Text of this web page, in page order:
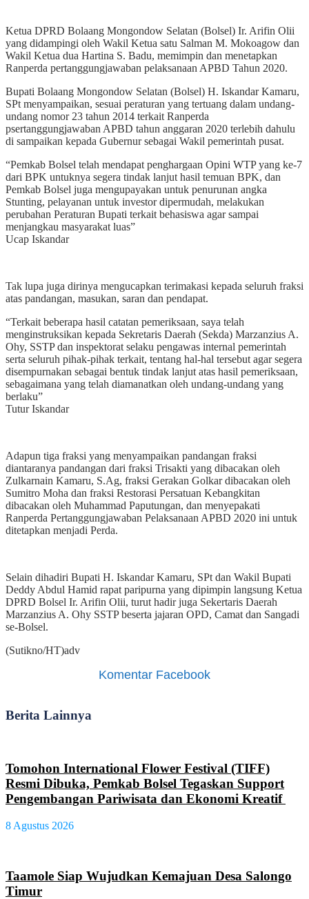
Ketua DPRD Bolaang Mongondow Selatan (Bolsel) Ir. Arifin Olii
yang didampingi oleh Wakil Ketua satu Salman M. Mokoagow dan
Wakil Ketua dua Hartina S. Badu, memimpin dan menetapkan
Ranperda pertanggungjawaban pelaksanaan APBD Tahun 2020.
Bupati Bolaang Mongondow Selatan (Bolsel) H. Iskandar Kamaru,
SPt menyampaikan, sesuai peraturan yang tertuang dalam undang-
undang nomor 23 tahun 2014 terkait Ranperda
psertanggungjawaban APBD tahun anggaran 2020 terlebih dahulu
di sampaikan kepada Gubernur sebagai Wakil pemerintah pusat.
“Pemkab Bolsel telah mendapat penghargaan Opini WTP yang ke-7
dari BPK untuknya segera tindak lanjut hasil temuan BPK, dan
Pemkab Bolsel juga mengupayakan untuk penurunan angka
Stunting, pelayanan untuk investor dipermudah, melakukan
perubahan Peraturan Bupati terkait behasiswa agar sampai
menjangkau masyarakat luas”
Ucap Iskandar
Tak lupa juga dirinya mengucapkan terimakasi kepada seluruh fraksi
atas pandangan, masukan, saran dan pendapat.
“Terkait beberapa hasil catatan pemeriksaan, saya telah
menginstruksikan kepada Sekretaris Daerah (Sekda) Marzanzius A.
Ohy, SSTP dan inspektorat selaku pengawas internal pemerintah
serta seluruh pihak-pihak terkait, tentang hal-hal tersebut agar segera
disempurnakan sebagai bentuk tindak lanjut atas hasil pemeriksaan,
sebagaimana yang telah diamanatkan oleh undang-undang yang
berlaku”
Tutur Iskandar
Adapun tiga fraksi yang menyampaikan pandangan fraksi
diantaranya pandangan dari fraksi Trisakti yang dibacakan oleh
Zulkarnain Kamaru, S.Ag, fraksi Gerakan Golkar dibacakan oleh
Sumitro Moha dan fraksi Restorasi Persatuan Kebangkitan
dibacakan oleh Muhammad Paputungan, dan menyepakati
Ranperda Pertanggungjawaban Pelaksanaan APBD 2020 ini untuk
ditetapkan menjadi Perda.
Selain dihadiri Bupati H. Iskandar Kamaru, SPt dan Wakil Bupati
Deddy Abdul Hamid rapat paripurna yang dipimpin langsung Ketua
DPRD Bolsel Ir. Arifin Olii, turut hadir juga Sekertaris Daerah
Marzanzius A. Ohy SSTP beserta jajaran OPD, Camat dan Sangadi
se-Bolsel.
(Sutikno/HT)adv
Komentar Facebook
Berita Lainnya
Tomohon International Flower Festival (TIFF)
Resmi Dibuka, Pemkab Bolsel Tegaskan Support
Pengembangan Pariwisata dan Ekonomi Kreatif
8 Agustus 2026
Taamole Siap Wujudkan Kemajuan Desa Salongo
Timur